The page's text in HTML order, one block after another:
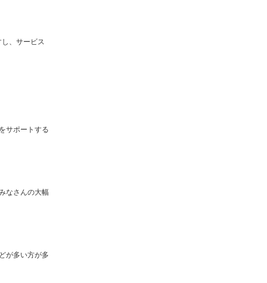
、サービス
サポートする
なさんの大幅
が多い方が多